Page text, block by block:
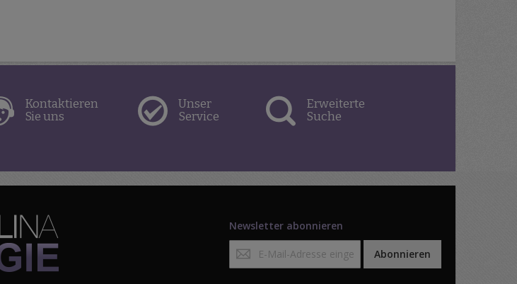
Kontaktieren
Sie uns
Unser
Service
Erweiterte
Suche
Newsletter abonnieren
zum
Abonnieren